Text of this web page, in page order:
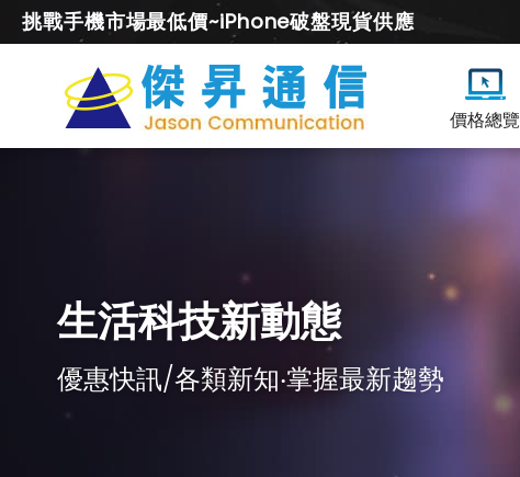
挑戰手機市場最低價~iPhone破盤現貨供應
價格總覽
生活科技新動態
優惠快訊/各類新知‧掌握最新趨勢